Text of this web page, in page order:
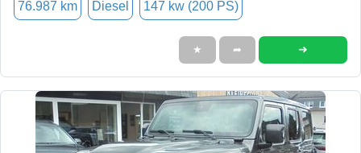
76.987 km Diesel 147 kw (200 PS)
★ ➦ ➜